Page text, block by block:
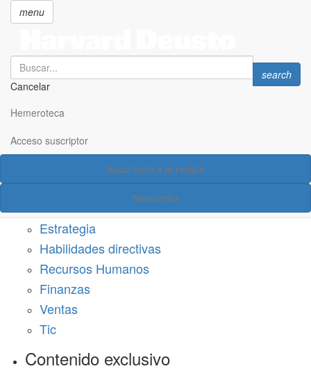
principal
menu
Search
Cancelar
Search
search
Hemeroteca
Acceso suscriptor
Suscríbete a la revista
Newsletter
Acceso suscriptor
Estrategia
Habilidades directivas
Recursos Humanos
Finanzas
Ventas
Tic
Contenido exclusivo